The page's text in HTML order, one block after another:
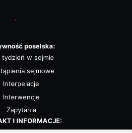
ostatni, a efekty
— a to wszystko dla
read
poselska:
tydzień w sejmie
sejmowe
Interpelacje
Interwencje
Zapytania
I INFORMACJE: